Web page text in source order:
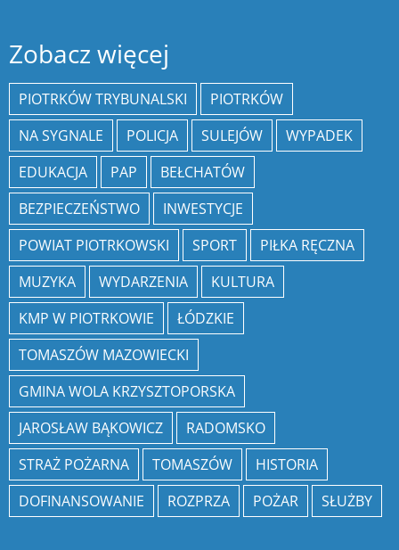
Zobacz więcej
PIOTRKÓW TRYBUNALSKI
PIOTRKÓW
NA SYGNALE
POLICJA SULEJÓW
WYPADEK
EDUKACJA
PAP
BEŁCHATÓW
BEZPIECZEŃSTWO
INWESTYCJE
POWIAT PIOTRKOWSKI
SPORT
PIŁKA RĘCZNA
MUZYKA
WYDARZENIA
KULTURA
KMP W PIOTRKOWIE
ŁÓDZKIE
TOMASZÓW MAZOWIECKI
GMINA WOLA KRZYSZTOPORSKA
JAROSŁAW BĄKOWICZ
RADOMSKO
STRAŻ POŻARNA
TOMASZÓW
HISTORIA
DOFINANSOWANIE
ROZPRZA POŻAR SŁUŻBY